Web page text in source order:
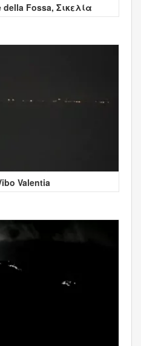
Fossa, Σικελία
Valentia